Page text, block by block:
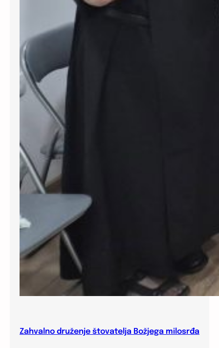
Zahvalno druženje štovatelja Božjega milosrđa